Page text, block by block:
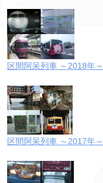
区間阿呆列車 ～2018年～
区間阿呆列車 ～2017年～